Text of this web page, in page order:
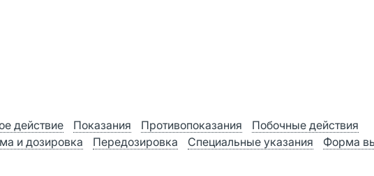
действие Показания Противопоказания
Побочные действия
и дозировка Передозировка Специальные указания
Форма